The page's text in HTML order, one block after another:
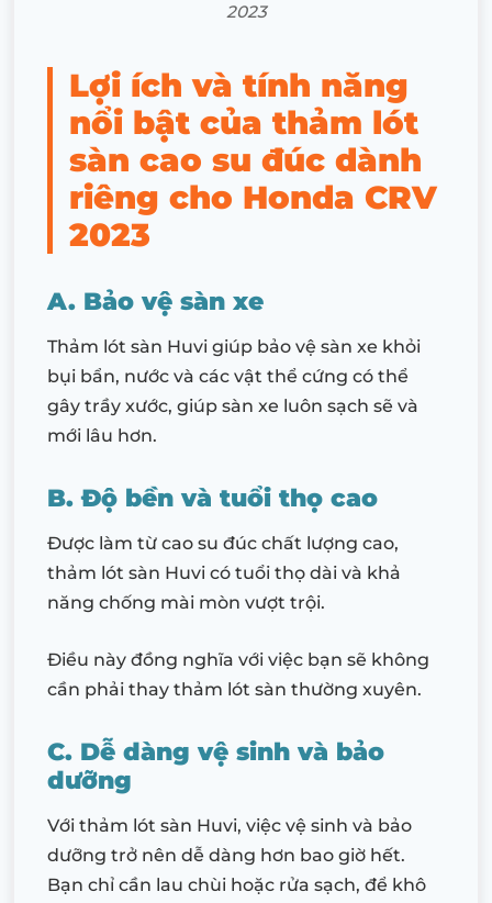
2023
Lợi ích và tính năng
nổi bật của thảm lót
sàn cao su đúc dành
riêng cho Honda CRV
2023
A. Bảo vệ sàn xe
Thảm lót sàn Huvi giúp bảo vệ sàn xe khỏi
bụi bẩn, nước và các vật thể cứng có thể
gây trầy xước, giúp sàn xe luôn sạch sẽ và
mới lâu hơn.
B. Độ bền và tuổi thọ cao
Được làm từ cao su đúc chất lượng cao,
thảm lót sàn Huvi có tuổi thọ dài và khả
năng chống mài mòn vượt trội.
Điều này đồng nghĩa với việc bạn sẽ không
cần phải thay thảm lót sàn thường xuyên.
C. Dễ dàng vệ sinh và bảo
dưỡng
Với thảm lót sàn Huvi, việc vệ sinh và bảo
dưỡng trở nên dễ dàng hơn bao giờ hết.
Bạn chỉ cần lau chùi hoặc rửa sạch, để khô